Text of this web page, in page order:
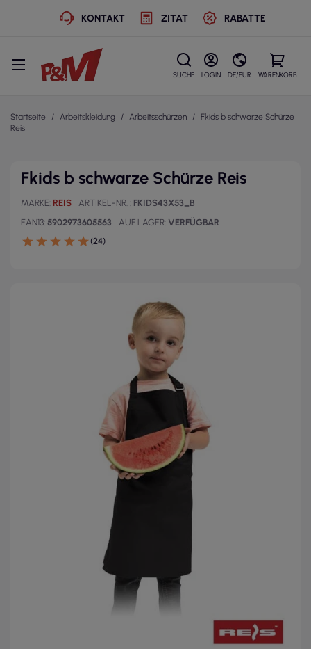
KONTAKT ZITAT RABATTE
SUCHE LOGIN DE/EUR WARENKORB
Startseite Arbeitskleidung Arbeitsschürzen
Fkids b schwarze Schürze
Reis
Fkids b schwarze Schürze Reis
MARKE REIS ARTIKEL-NR. FKIDS43X53_B
EAN13 5902973605563 AUF LAGER VERFÜGBAR
(24)